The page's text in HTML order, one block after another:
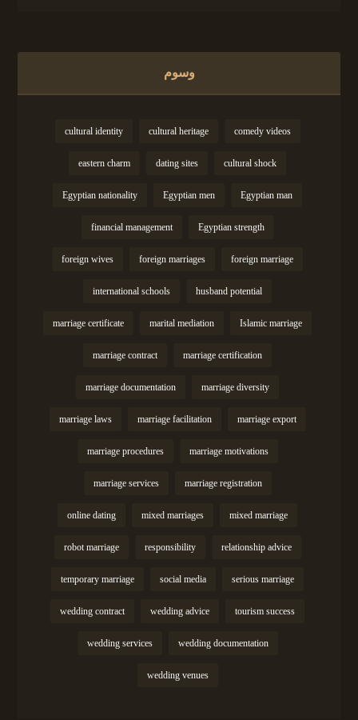
وسوم
comedy videos
cultural heritage
cultural identity
cultural shock
dating sites
eastern charm
Egyptian man
Egyptian men
Egyptian nationality
Egyptian strength
financial management
foreign marriage
foreign marriages
foreign wives
husband potential
international schools
Islamic marriage
marital mediation
marriage certificate
marriage certification
marriage contract
marriage diversity
marriage documentation
marriage export
marriage facilitation
marriage laws
marriage motivations
marriage procedures
marriage registration
marriage services
mixed marriage
mixed marriages
online dating
relationship advice
responsibility
robot marriage
serious marriage
social media
temporary marriage
tourism success
wedding advice
wedding contract
wedding documentation
wedding services
wedding venues